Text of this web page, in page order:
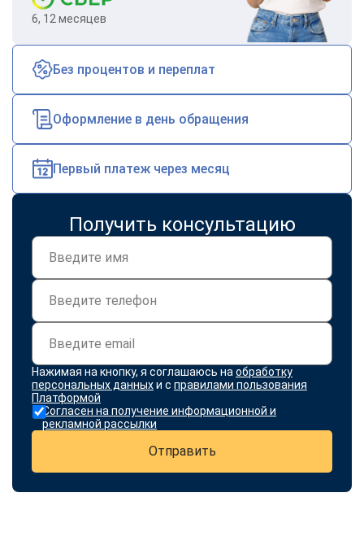
6, 12 месяцев
Без процентов и переплат
Оформление в день обращения
Первый платеж через месяц
Получить консультацию
Нажимая на кнопку, я соглашаюсь на обработку
персональных данныхи с правилами пользования
Платформой
Согласен на получение информационной и
рекламной рассылки
Отправить